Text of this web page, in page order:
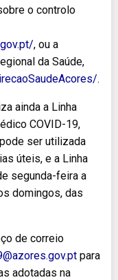
o controlo
, ou a
da Saúde,
.
ainda a Linha
COVID-19,
ser utilizada
úteis, e a Linha
segunda-feira a
domingos, das
de correio
para
adotadas na